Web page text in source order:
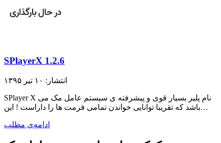
SPlayerX 1.2.6
انتشار: ۱۰ تیر ۱۳۹۵
SPlayer X نام پلیر بسیار قوی و پیشرفته ی سیستم عامل مک می
باشد که تقریبا توانایی خواندن تمامی فرمت ها را داراست ! این…
ادامه‌ی مطلب